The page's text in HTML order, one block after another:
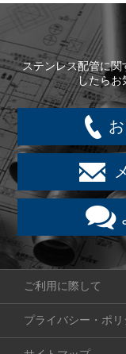
ステンレス配管に
したらお
ご利用に際して
プライバシー・ポリ